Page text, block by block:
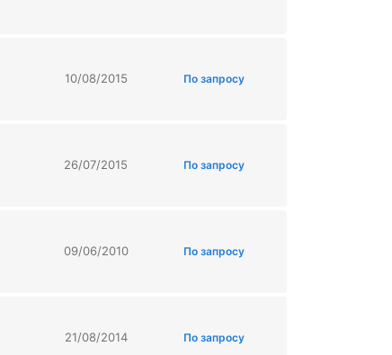
10/08/2015 По запросу
26/07/2015 По запросу
09/06/2010 По запросу
21/08/2014 По запросу